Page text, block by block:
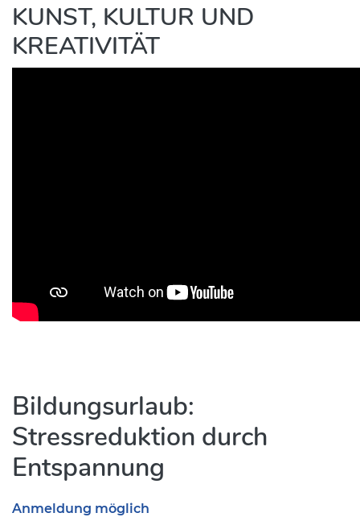
KUNST, KULTUR UND
KREATIVITÄT
Bildungsurlaub:
Stressreduktion durch
Entspannung
Anmeldung möglich